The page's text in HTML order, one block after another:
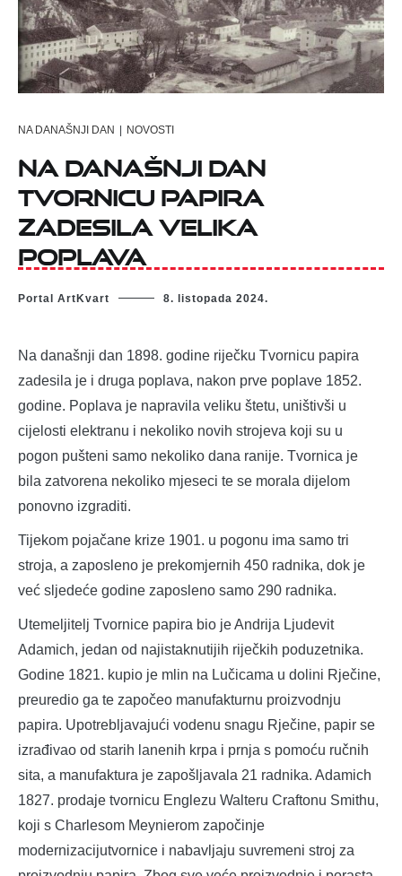
NA DANAŠNJI DAN | NOVOSTI
Na današnji dan
Tvornicu papira
zadesila velika
poplava
Portal ArtKvart 8. listopada 2024.
Na današnji dan 1898. godine riječku Tvornicu papira
zadesila je i druga poplava, nakon prve poplave 1852.
godine. Poplava je napravila veliku štetu, uništivši u
cijelosti elektranu i nekoliko novih strojeva koji su u
pogon pušteni samo nekoliko dana ranije. Tvornica je
bila zatvorena nekoliko mjeseci te se morala dijelom
ponovno izgraditi.
Tijekom pojačane krize 1901. u pogonu ima samo tri
stroja, a zaposleno je prekomjernih 450 radnika, dok je
već sljedeće godine zaposleno samo 290 radnika.
Utemeljitelj Tvornice papira bio je Andrija Ljudevit
Adamich, jedan od najistaknutijih riječkih poduzetnika.
Godine 1821. kupio je mlin na Lučicama u dolini Rječine,
preuredio ga te započeo manufakturnu proizvodnju
papira. Upotrebljavajući vodenu snagu Rječine, papir se
izrađivao od starih lanenih krpa i prnja s pomoću ručnih
sita, a manufaktura je zapošljavala 21 radnika. Adamich
1827. prodaje tvornicu Englezu Walteru Craftonu Smithu,
koji s Charlesom Meynierom započinje
modernizacijutvornice i nabavljaju suvremeni stroj za